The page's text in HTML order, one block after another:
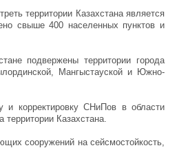
территории Казахстана является
свыше 400 населенных пунктов и
подвержены территории города
Мангыстауской и Южно-
и корректировку СНиПов в области
территории Казахстана.
сооружений на сейсмостойкость,